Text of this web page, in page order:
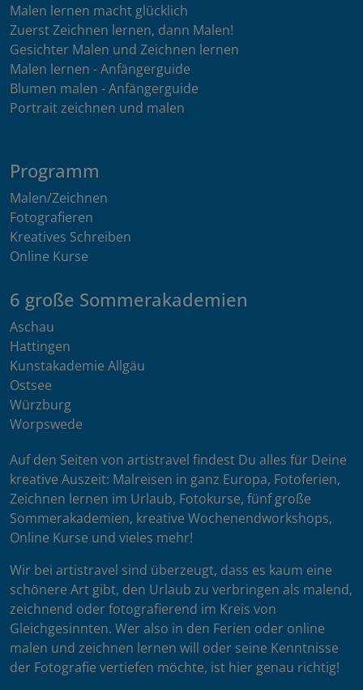
Malen lernen macht glücklich
Zuerst Zeichnen lernen, dann Malen!
Gesichter Malen und Zeichnen lernen
Malen lernen - Anfängerguide
Blumen malen - Anfängerguide
Portrait zeichnen und malen
Programm
Malen/Zeichnen
Fotografieren
Kreatives Schreiben
Online Kurse
6 große Sommerakademien
Aschau
Hattingen
Kunstakademie Allgäu
Ostsee
Würzburg
Worpswede
Auf den Seiten von artistravel findest Du alles für Deine
kreative Auszeit: Malreisen in ganz Europa, Fotoferien,
Zeichnen lernen im Urlaub, Fotokurse, fünf große
Sommerakademien, kreative Wochenendworkshops,
Online Kurse und vieles mehr!
Wir bei artistravel sind überzeugt, dass es kaum eine
schönere Art gibt, den Urlaub zu verbringen als malend,
zeichnend oder fotografierend im Kreis von
Gleichgesinnten. Wer also in den Ferien oder online
malen und zeichnen lernen will oder seine Kenntnisse
der Fotografie vertiefen möchte, ist hier genau richtig!